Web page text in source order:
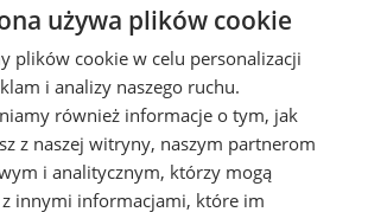
SKU:923B-CH-2022-243
158.42zł142.58 zł
używa plików cookie
plików cookie w celu personalizacji
i analizy naszego ruchu.
również informacje o tym, jak
z naszej witryny, naszym partnerom
i analitycznym, którzy mogą
z innymi informacjami, które im